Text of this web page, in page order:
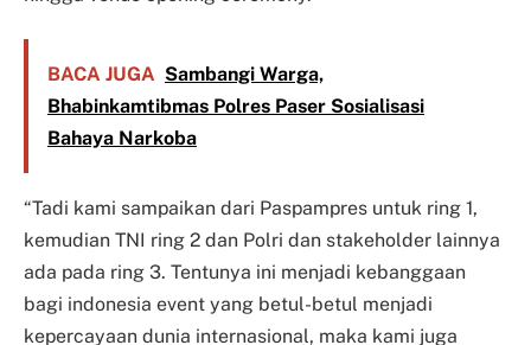
BACA JUGA Sambangi Warga,
Bhabinkamtibmas Polres Paser Sosialisasi
Bahaya Narkoba
“Tadi kami sampaikan dari Paspampres untuk ring 1,
kemudian TNI ring 2 dan Polri dan stakeholder lainnya
ada pada ring 3. Tentunya ini menjadi kebanggaan
bagi indonesia event yang betul-betul menjadi
kepercayaan dunia internasional, maka kami juga